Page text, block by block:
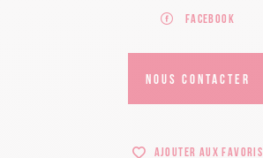
Facebook
NOUS CONTACTER
Ajouter aux favoris